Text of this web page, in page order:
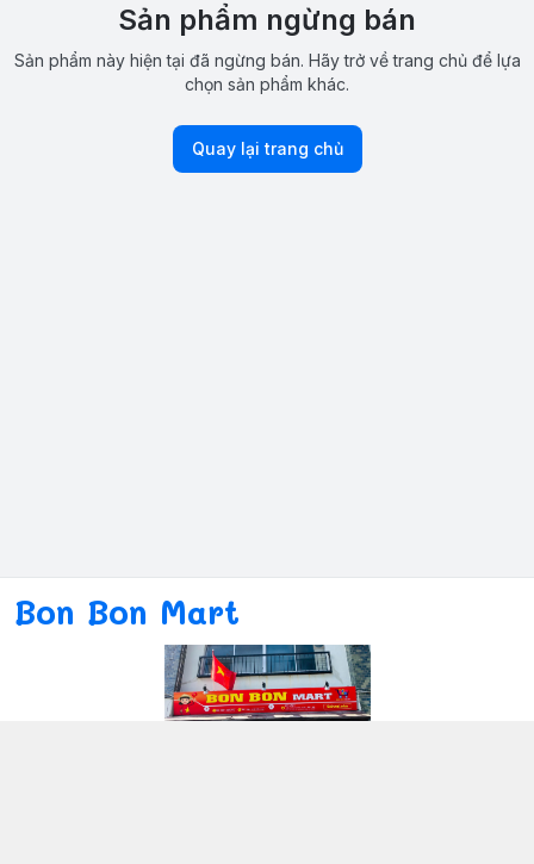
Sản phẩm ngừng bán
Sản phẩm này hiện tại đã ngừng bán. Hãy trở về trang chủ để lựa
chọn sản phẩm khác.
Quay lại trang chủ
Bon Bon Mart